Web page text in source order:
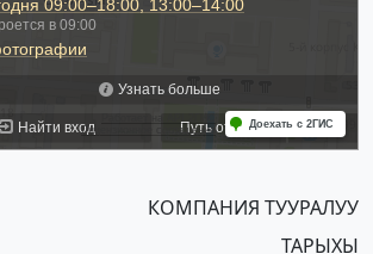
КОМПАНИЯ ТУУРАЛУУ
ТАРЫХЫ